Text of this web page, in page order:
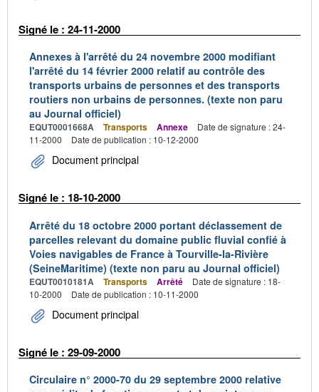
Signé le : 24-11-2000
Annexes à l'arrêté du 24 novembre 2000 modifiant
l'arrêté du 14 février 2000 relatif au contrôle des
transports urbains de personnes et des transports
routiers non urbains de personnes. (texte non paru
au Journal officiel)
EQUT0001668A Transports Annexe
Date de signature : 24-
11-2000
Date de publication : 10-12-2000
Document principal
Signé le : 18-10-2000
Arrêté du 18 octobre 2000 portant déclassement de
parcelles relevant du domaine public fluvial confié à
Voies navigables de France à Tourville-la-Rivière
(SeineMaritime) (texte non paru au Journal officiel)
EQUT0010181A Transports Arrêté
Date de signature : 18-
10-2000
Date de publication : 10-11-2000
Document principal
Signé le : 29-09-2000
Circulaire n° 2000-70 du 29 septembre 2000 relative